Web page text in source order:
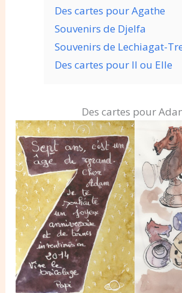
Des cartes pour Agathe
Souvenirs de Djelfa
Souvenirs de Lechiagat-
Des cartes pour Il ou Elle
Des cartes pour